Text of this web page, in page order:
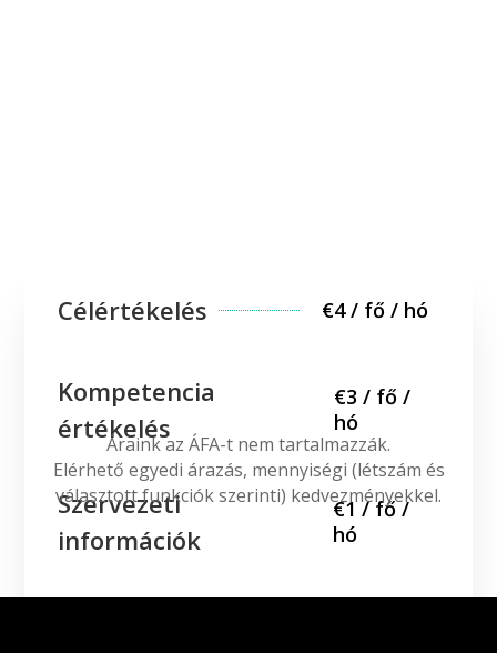
Célértékelés €4 / fő / hó
Kompetencia
értékelés
€3 / fő /
hó
Szervezeti
információk
€1 / fő /
hó
Áraink az ÁFA-t nem tartalmazzák.
Elérhető egyedi árazás, mennyiségi (létszám és
választott funkciók szerinti) kedvezményekkel.